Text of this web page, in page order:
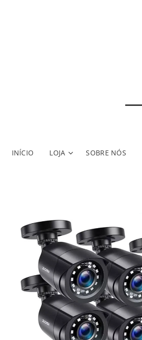
INÍCIO LOJA SOBRE NÓS